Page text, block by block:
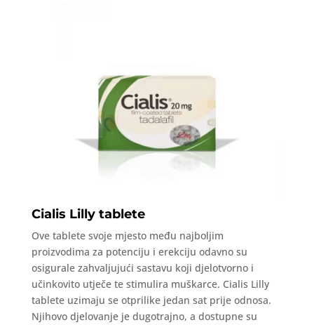
Cialis Lilly tablete
Ove tablete svoje mjesto među najboljim
proizvodima za potenciju i erekciju odavno su
osigurale zahvaljujući sastavu koji djelotvorno i
učinkovito utječe te stimulira muškarce. Cialis Lilly
tablete uzimaju se otprilike jedan sat prije odnosa.
Njihovo djelovanje je dugotrajno, a dostupne su